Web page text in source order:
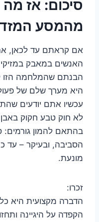
סיכום: אז מה
מהמסע
אם קראתם עד לכאן,
האנשים במאבק
הבנתם שהמלחמה הזו
היא מערך שלם של
עכשיו אתם יודעים
לא חוק טבע חקוק
בהתאם להמון גורמים:
הסביבה, ובעיקר – עד
מונעת.
זכרו:
הדברה מקצועית היא
הקפדה על היגיינה